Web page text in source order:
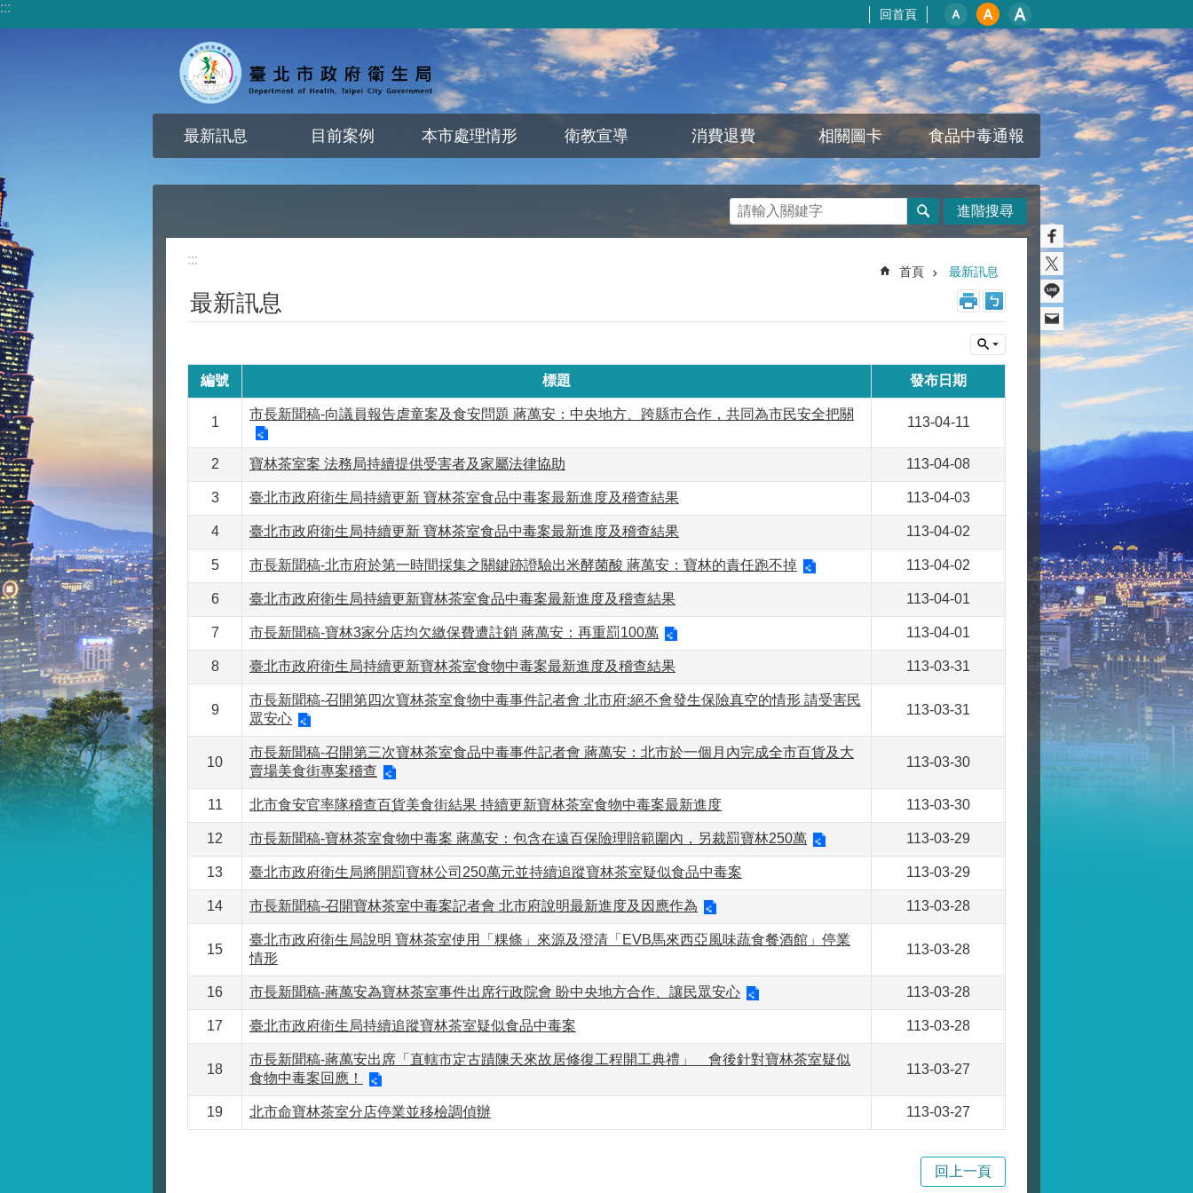
跳到主要內容區塊
::: 回首頁
最新訊息 目前案例 本市處理情形 衛教宣導 消費退費 相關圖卡 食品中毒通報
進階搜尋
:::
首頁 最新訊息
最新訊息
編號 標題 發布日期
1
市長新聞稿-向議員報告虐童案及食安問題 蔣萬安：中央地方、跨縣市合作，共同為市民安全把關
113-04-11
2 寶林茶室案 法務局持續提供受害者及家屬法律協助 113-04-08
3 臺北市政府衛生局持續更新 寶林茶室食品中毒案最新進度及稽查結果 113-04-03
4 臺北市政府衛生局持續更新 寶林茶室食品中毒案最新進度及稽查結果 113-04-02
5 市長新聞稿-北市府於第一時間採集之關鍵跡證驗出米酵菌酸 蔣萬安：寶林的責任跑不掉 113-04-02
6 臺北市政府衛生局持續更新寶林茶室食品中毒案最新進度及稽查結果 113-04-01
7 市長新聞稿-寶林3家分店均欠繳保費遭註銷 蔣萬安：再重罰100萬 113-04-01
8 臺北市政府衛生局持續更新寶林茶室食物中毒案最新進度及稽查結果 113-03-31
9
市長新聞稿-召開第四次寶林茶室食物中毒事件記者會 北市府:絕不會發生保險真空的情形 請受害民
眾安心
113-03-31
10
市長新聞稿-召開第三次寶林茶室食品中毒事件記者會 蔣萬安：北市於一個月內完成全市百貨及大
賣場美食街專案稽查
113-03-30
11 北市食安官率隊稽查百貨美食街結果 持續更新寶林茶室食物中毒案最新進度 113-03-30
12 市長新聞稿-寶林茶室食物中毒案 蔣萬安：包含在遠百保險理賠範圍內，另裁罰寶林250萬 113-03-29
13 臺北市政府衛生局將開罰寶林公司250萬元並持續追蹤寶林茶室疑似食品中毒案 113-03-29
14 市長新聞稿-召開寶林茶室中毒案記者會 北市府說明最新進度及因應作為 113-03-28
15
臺北市政府衛生局說明 寶林茶室使用「粿條」來源及澄清「EVB馬來西亞風味蔬食餐酒館」停業
情形
113-03-28
16 市長新聞稿-蔣萬安為寶林茶室事件出席行政院會 盼中央地方合作、讓民眾安心 113-03-28
17 臺北市政府衛生局持續追蹤寶林茶室疑似食品中毒案 113-03-28
18
市長新聞稿-蔣萬安出席「直轄市定古蹟陳天來故居修復工程開工典禮」 會後針對寶林茶室疑似
食物中毒案回應！
113-03-27
19 北市命寶林茶室分店停業並移檢調偵辦 113-03-27
回上一頁